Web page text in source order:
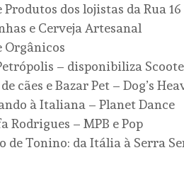
Produtos dos lojistas da Rua
e Cerveja Artesanal
Orgânicos
– disponibiliza
cães e Bazar Pet – Dog’s
à Italiana – Planet Dance
Rodrigues – MPB e Pop
de Tonino: da Itália à Serra